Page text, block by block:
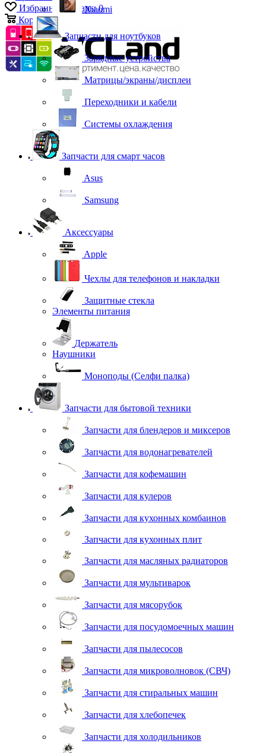
Избранные товары 0
Корзина 0
Xiaomi
Запчасти для ноутбуков
Зарядные устройства
Матрицы/экраны/дисплеи
Переходники и кабели
Системы охлаждения
Запчасти для смарт часов
Asus
Samsung
Аксессуары
Apple
Чехлы для телефонов и накладки
Защитные стекла
Элементы питания
Держатель
Наушники
Моноподы (Селфи палка)
Запчасти для бытовой техники
Запчасти для блендеров и миксеров
Запчасти для водонагревателей
Запчасти для кофемашин
Запчасти для кулеров
Запчасти для кухонных комбаинов
Запчасти для кухонных плит
Запчасти для масляных радиаторов
Запчасти для мультиварок
Запчасти для мясорубок
Запчасти для посудомоечных машин
Запчасти для пылесосов
Запчасти для микроволновок (СВЧ)
Запчасти для стиральных машин
Запчасти для хлебопечек
Запчасти для холодильников